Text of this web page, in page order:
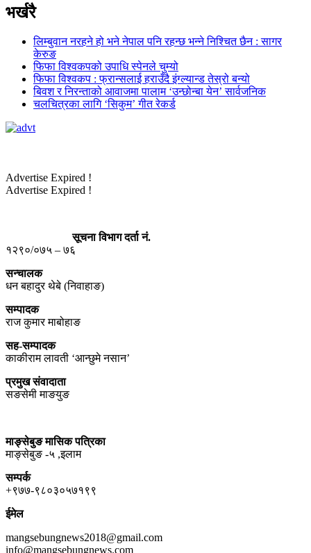
भर्खरै
लिम्बुवान नरहने हो भने नेपाल पनि रहन्छ भन्ने निश्चित छैन : सागर
केरुङ
फिफा विश्वकपको उपाधि स्पेनले चुम्यो
फिफा विश्वकप : फ्रान्सलाई हराउँदै इंग्ल्यान्ड तेस्रो बन्यो
बिवश र निरन्ताको आवाजमा पालाम ‘उन्छोन्बा येन’ सार्वजनिक
चलचित्रका लागि ‘सिकुम’ गीत रेकर्ड
Advertise Expired !
Advertise Expired !
सूचना विभाग दर्ता नं.
१२९०/०७५ – ७६
सन्चालक
धन बहादुर थेबे (निवाहाङ)
सम्पादक
राज कुमार माबोहाङ
सह-सम्पादक
काकीराम लावती ‘आन्छुमे नसान’
प्रमुख संवादाता
सङसेमी माङयुङ
माङ्सेबुङ मासिक पत्रिका
माङ्सेबुङ -५ ,इलाम
सम्पर्क
+९७७-९८०३०५७१९९
ईमेल
mangsebungnews2018@gmail.com
info@mangsebungnews.com